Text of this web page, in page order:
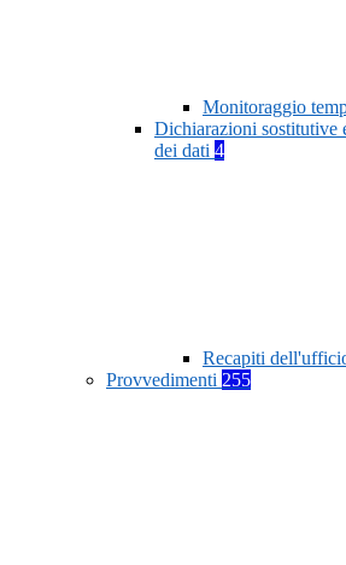
Monitoraggio
Dichiarazioni sostitutive
dei dati 4
Recapiti
Provvedimenti 255